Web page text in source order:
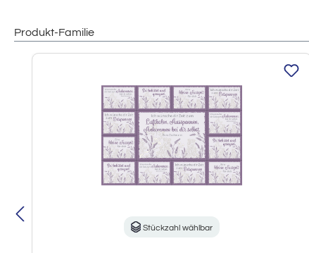
Produkt-Familie
Produktgalerie überspringen
Stückzahl wählbar